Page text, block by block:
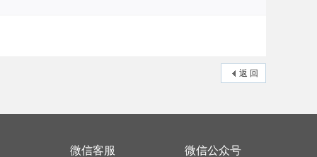
返 回
微信客服 微信公众号